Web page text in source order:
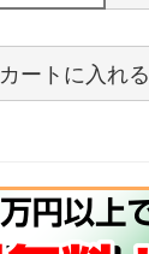
カートに入れる